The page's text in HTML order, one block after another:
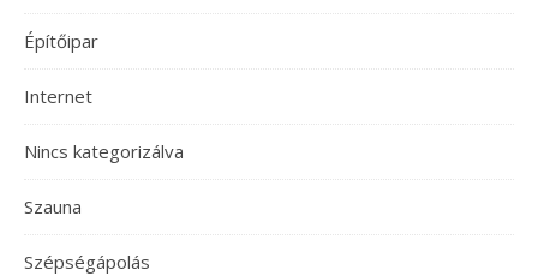
Építőipar
Internet
Nincs kategorizálva
Szauna
Szépségápolás